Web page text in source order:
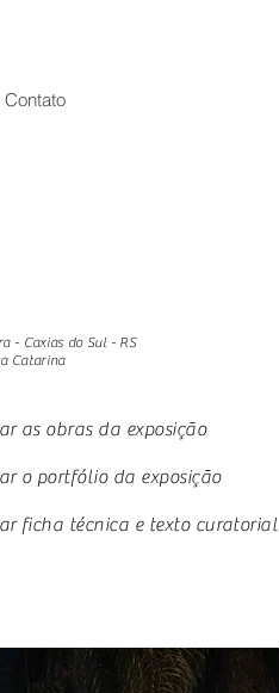
Contato
- Caxias do Sul - RS
Catarina
as obras da exposição
o portfólio da exposição
ficha técnica e texto curatorial